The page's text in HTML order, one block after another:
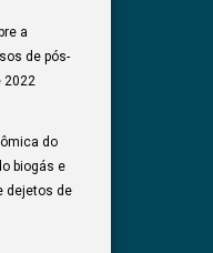
a
de pós-
2022
do
biogás e
dejetos de